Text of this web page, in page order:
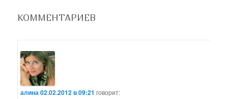
КОММЕНТАРИЕВ
алина02.02.2012 в 09:21 говорит: